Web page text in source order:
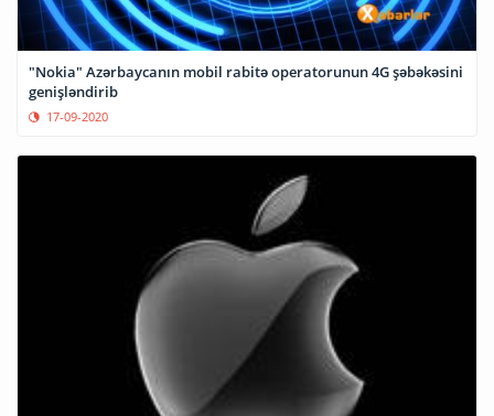
"Nokia" Azərbaycanın mobil rabitə operatorunun 4G şəbəkəsini
genişləndirib
17-09-2020